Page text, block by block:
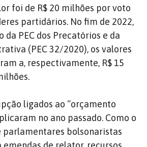
foi de R$ 20 milhões por voto
partidários. No fim de 2022,
da PEC dos Precatórios e da
(PEC 32/2020), os valores
a, respectivamente, R$ 15
ligados ao “orçamento
no ano passado. Como o
parlamentares bolsonaristas